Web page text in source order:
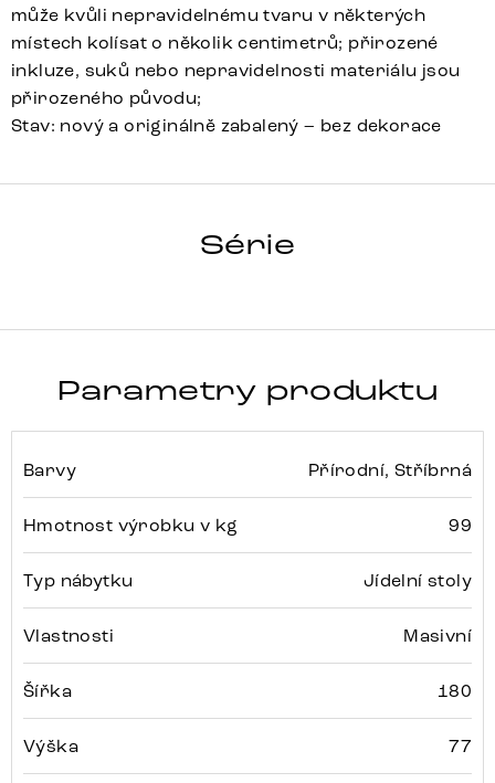
může kvůli nepravidelnému tvaru v některých
místech kolísat o několik centimetrů; přirozené
inkluze, suků nebo nepravidelnosti materiálu jsou
přirozeného původu;
Stav: nový a originálně zabalený – bez dekorace
Série
Parametry produktu
Barvy Přírodní, Stříbrná
Hmotnost výrobku v kg 99
Typ nábytku Jídelní stoly
Vlastnosti Masivní
Šířka 180
Výška 77